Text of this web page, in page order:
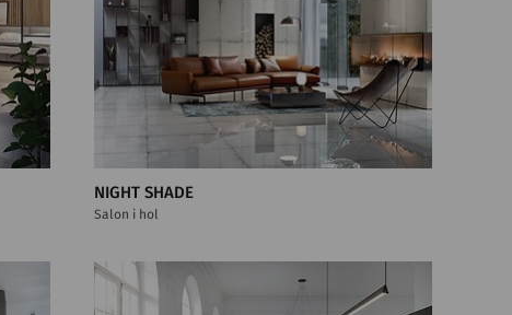
NIGHT SHADE
Salon i hol